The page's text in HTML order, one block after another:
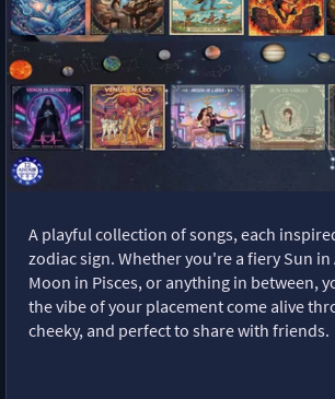
A playful collection of songs, each
zodiac sign. Whether you're a fiery Sun in
Moon in Pisces, or anything in between,
the vibe of your placement come alive
cheeky, and perfect to share with friends.